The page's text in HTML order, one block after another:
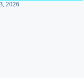
2026